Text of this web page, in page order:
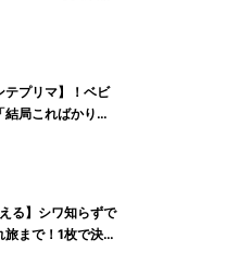
テプリマ】！ベビ
結局こればかり持
の理由
る】シワ知らずで
まで！1枚で決ま
ース』